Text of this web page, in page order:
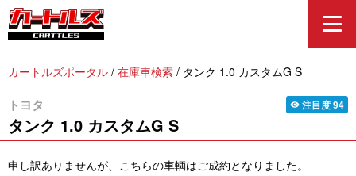
カートルズポータル / 在庫車検索 / タンク 1.0 カスタムG S
トヨタ
タンク 1.0 カスタムG S
visibility 注目度94
申し訳ありませんが、こちらの車輌はご成約となりました。